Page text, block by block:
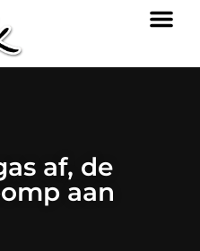
af, de
aan